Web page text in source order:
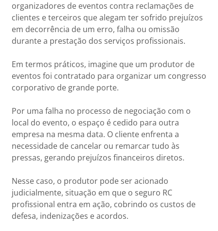
organizadores de eventos contra reclamações de
clientes e terceiros que alegam ter sofrido prejuízos
em decorrência de um erro, falha ou omissão
durante a prestação dos serviços profissionais.
Em termos práticos, imagine que um produtor de
eventos foi contratado para organizar um congresso
corporativo de grande porte.
Por uma falha no processo de negociação com o
local do evento, o espaço é cedido para outra
empresa na mesma data. O cliente enfrenta a
necessidade de cancelar ou remarcar tudo às
pressas, gerando prejuízos financeiros diretos.
Nesse caso, o produtor pode ser acionado
judicialmente, situação em que o seguro RC
profissional entra em ação, cobrindo os custos de
defesa, indenizações e acordos.